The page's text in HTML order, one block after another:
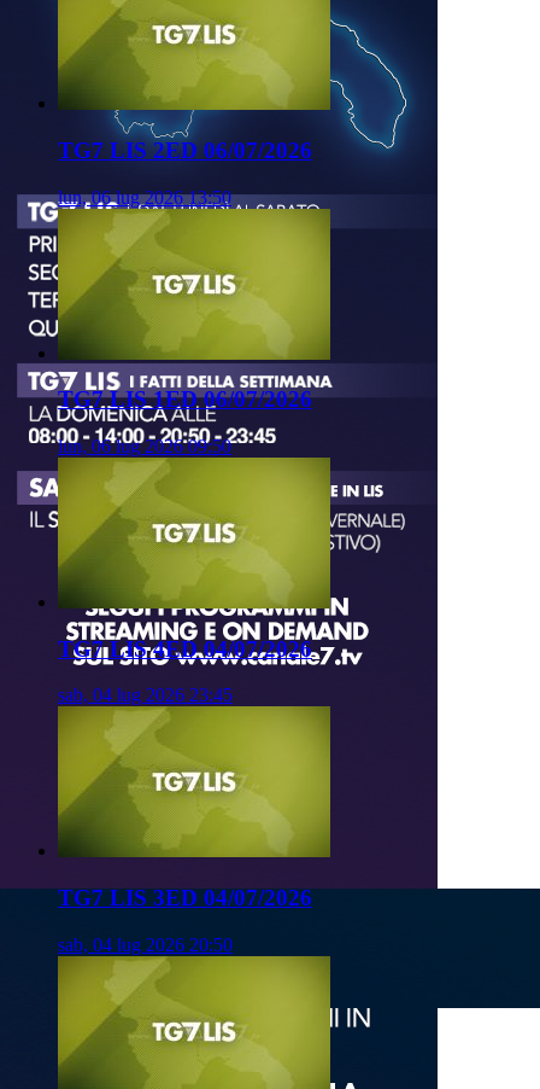
TG7 LIS 2ED 06/07/2026
lun, 06 lug 2026 13:50
TG7 LIS 1ED 06/07/2026
lun, 06 lug 2026 09:50
TG7 LIS 4ED 04/07/2026
sab, 04 lug 2026 23:45
TG7 LIS 3ED 04/07/2026
sab, 04 lug 2026 20:50